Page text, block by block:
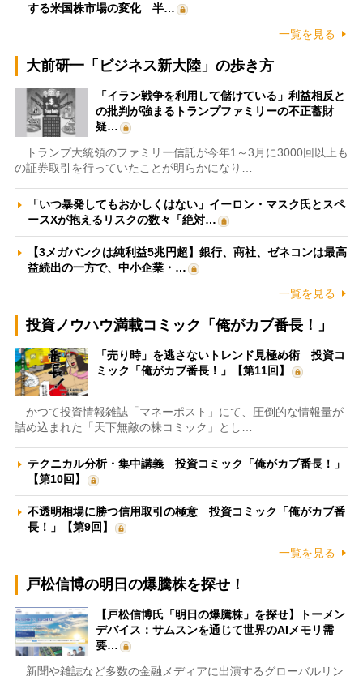
する米国株市場の変化 半…
一覧を見る
大前研一「ビジネス新大陸」の歩き方
「イラン戦争を利用して儲けている」利益相反と
の批判が強まるトランプファミリーの不正蓄財
疑…
トランプ大統領のファミリー信託が今年1～3月に3000回以上も
の証券取引を行っていたことが明らかになり…
「いつ暴発してもおかしくはない」イーロン・マスク氏とスペ
ースXが抱えるリスクの数々「絶対…
【3メガバンクは純利益5兆円超】銀行、商社、ゼネコンは最高
益続出の一方で、中小企業・…
一覧を見る
投資ノウハウ満載コミック「俺がカブ番長！」
「売り時」を逃さないトレンド見極め術 投資コ
ミック「俺がカブ番長！」【第11回】
かつて投資情報雑誌「マネーポスト」にて、圧倒的な情報量が
詰め込まれた「天下無敵の株コミック」とし…
テクニカル分析・集中講義 投資コミック「俺がカブ番長！」
【第10回】
不透明相場に勝つ信用取引の極意 投資コミック「俺がカブ番
長！」【第9回】
一覧を見る
戸松信博の明日の爆騰株を探せ！
【戸松信博氏「明日の爆騰株」を探せ】トーメン
デバイス：サムスンを通じて世界のAIメモリ需
要…
新聞や雑誌など多数の金融メディアに出演するグローバルリン